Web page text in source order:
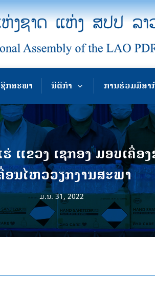
ກສະພາ ນິຕິກຳ ການຮ່ວມມືສາ
ຂວງ ເຊກອງ ມອບເຄື່ອງ
ອນໄຫວວຽກງານສະພາ
ມ.ນ. 31, 2022